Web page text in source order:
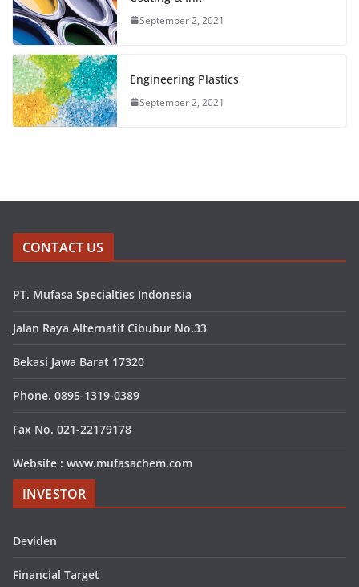
September 2, 2021
Engineering Plastics
September 2, 2021
CONTACT US
PT. Mufasa Specialties Indonesia
Jalan Raya Alternatif Cibubur No.33
Bekasi Jawa Barat 17320
Phone. 0895-1319-0389
Fax No. 021-22179178
Website : www.mufasachem.com
INVESTOR
Deviden
Financial Target